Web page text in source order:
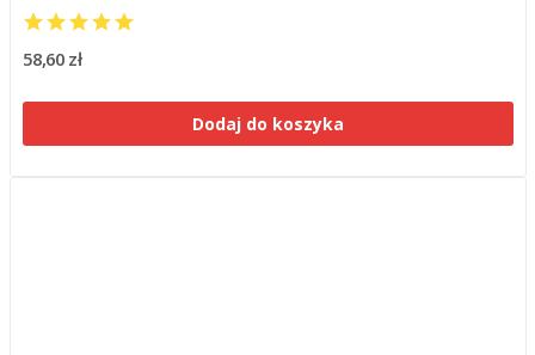
58,60 zł
Dodaj do koszyka